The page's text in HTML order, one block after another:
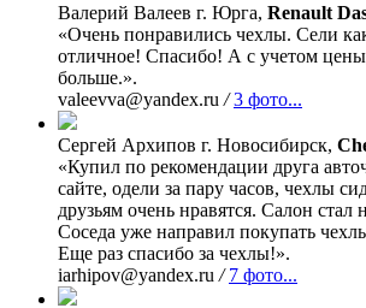
Валерий Валеев г. Юрга, Renault
«Очень понравились чехлы. Сели
отличное! Спасибо! А с учетом
больше.».
valeevva@yandex.ru / 3 фото...
Сергей Архипов г. Новосибирск,
«Купил по рекомендации друга
сайте, одели за пару часов, чехлы
друзьям очень нравятся. Салон
Соседа уже направил покупать
Еще раз спасибо за чехлы!».
iarhipov@yandex.ru / 7 фото...